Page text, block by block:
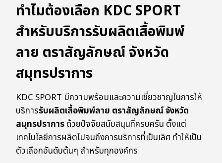
ทำไมต้องเลือก KDC SPORT
สำหรับบริการรับผลิตเสื้อพิมพ์
ลาย ตราสัญลักษณ์ จังหวัด
สมุทรปราการ
KDC SPORT มีความพร้อมและความเชี่ยวชาญในการให้
บริการรับผลิตเสื้อพิมพ์ลาย ตราสัญลักษณ์ จังหวัด
สมุทรปราการด้วยปัจจัยสนับสนุนที่ครบครัน ตั้งแต่
เทคโนโลยีการผลิตไปจนถึงการบริการที่เป็นเลิศ ทำให้เป็น
ตัวเลือกอันดับต้นๆ สำหรับทุกองค์กร